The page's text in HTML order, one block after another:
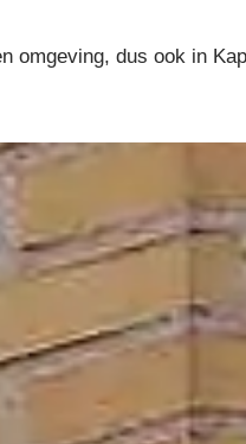
omgeving, dus ook in